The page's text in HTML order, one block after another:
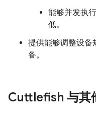
能够并发执
低。
提供能够调整设备
备。
Cuttlefish 与其